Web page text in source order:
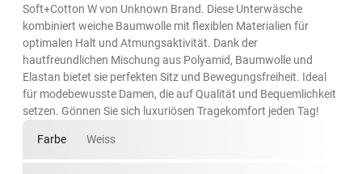
Soft+Cotton W von Unknown Brand. Diese Unterwäsche
kombiniert weiche Baumwolle mit flexiblen Materialien für
optimalen Halt und Atmungsaktivität. Dank der
hautfreundlichen Mischung aus Polyamid, Baumwolle und
Elastan bietet sie perfekten Sitz und Bewegungsfreiheit. Ideal
für modebewusste Damen, die auf Qualität und Bequemlichkeit
setzen. Gönnen Sie sich luxuriösen Tragekomfort jeden Tag!
Farbe Weiss